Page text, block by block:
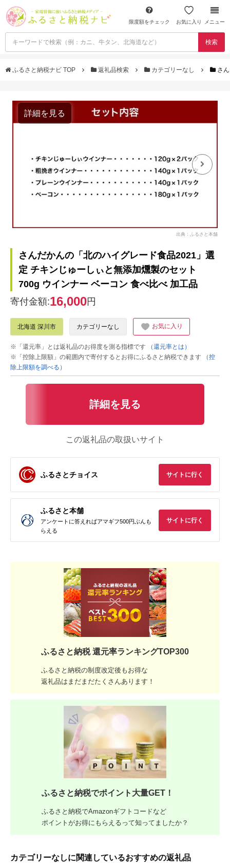
限度額をチェック お気に入り メニュー
検索
ふるさと納税ナビ TOP 返礼品検索 カテゴリーなし さ
詳細を見る
出典：ふるさと本舗
さんだかんの「北のハイグレード食品2021」選
定 チキンじゅーしぃと無添加燻製のセット
700g ウインナー ベーコン 食べ比べ 加工品
寄付金額:16,000円
北海道 深川市 カテゴリーなし お気に入り
※「還元率」とは返礼品のお得度を測る指標です
（還元率とは）
※「控除上限額」の範囲内で寄付するとお得にふるさと納税できます
（控
除上限額を調べる）
詳細を見る
この返礼品の取扱いサイト
ふるさとチョイス サイトに行く
ふるさと本舗
アンケートに答えればアマギフ500円ぶんも
らえる
サイトに行く
ふるさと納税 還元率ランキングTOP300
ふるさと納税の制度改定後もお得な
返礼品はまだまだたくさんあります！
ふるさと納税でポイント大量GET！
ふるさと納税でAmazonギフトコードなど
ポイントがお得にもらえるって知ってましたか？
カテゴリーなしに関連しているおすすめの返礼品